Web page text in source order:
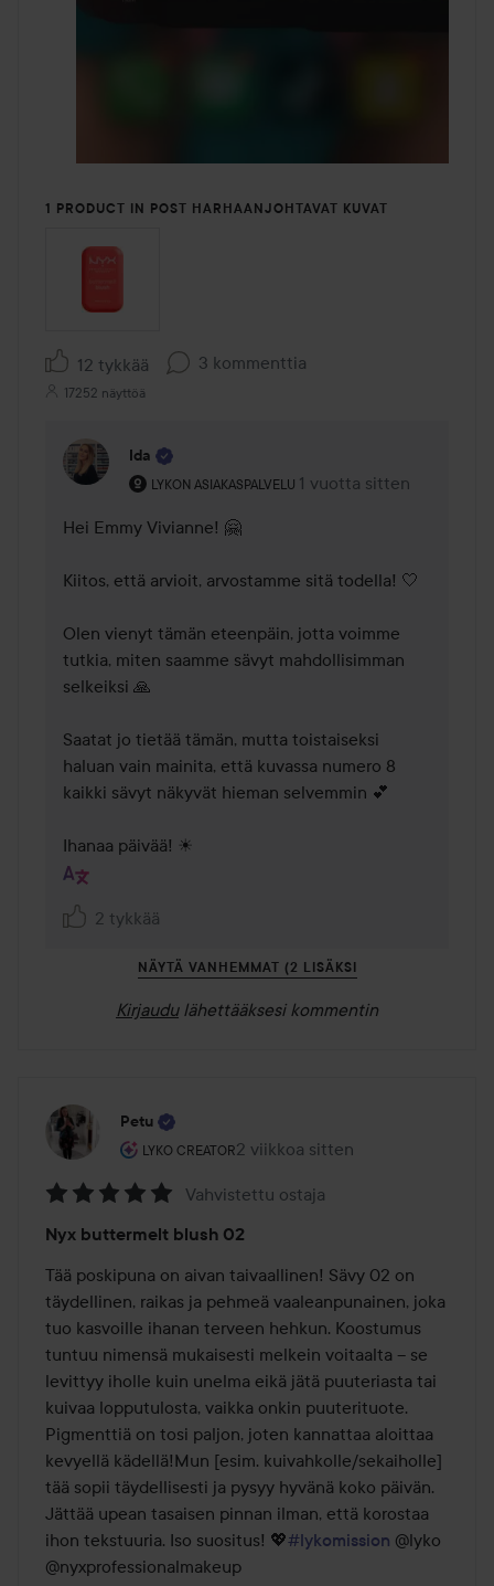
1 PRODUCT IN POST HARHAANJOHTAVAT KUVAT
12 tykkää 3 kommenttia
17252 näyttöä
Ida
LYKON ASIAKASPALVELU
Käyttäjän rooli: Lykon asiakaspalvelu .
1 vuotta sitten
Kommentti lisättiin 1
Hei Emmy Vivianne! 🤗
Kiitos, että arvioit, arvostamme sitä todella! 🤍
Olen vienyt tämän eteenpäin, jotta voimme
tutkia, miten saamme sävyt mahdollisimman
selkeiksi 🙏
Saatat jo tietää tämän, mutta toistaiseksi
haluan vain mainita, että kuvassa numero 8
kaikki sävyt näkyvät hieman selvemmin 💕
Ihanaa päivää! ☀
2 tykkää
NÄYTÄ VANHEMMAT (2 LISÄKSI
Kirjaudu lähettääksesi kommentin
Petu
LYKO CREATOR
Käyttäjän rooli: Lyko Creator.
2 viikkoa sitten
Viesti luotiin 2 viikkoa sitten
5
/
5
Vahvistettu ostaja
Nyx buttermelt blush 02
Tää poskipuna on aivan taivaallinen! Sävy 02 on
täydellinen, raikas ja pehmeä vaaleanpunainen, joka
tuo kasvoille ihanan terveen hehkun. Koostumus
tuntuu nimensä mukaisesti melkein voitaalta – se
levittyy iholle kuin unelma eikä jätä puuteriasta tai
kuivaa lopputulosta, vaikka onkin puuterituote.
Pigmenttiä on tosi paljon, joten kannattaa aloittaa
kevyellä kädellä!Mun [esim. kuivahkolle/sekaiholle]
tää sopii täydellisesti ja pysyy hyvänä koko päivän.
Jättää upean tasaisen pinnan ilman, että korostaa
ihon tekstuuria. Iso suositus! 💖#lykomission @lyko
@nyxprofessionalmakeup